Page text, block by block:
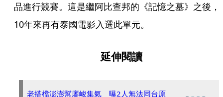
品進行競賽。這是繼阿比查邦的《記憶之墓》之後，
10年來再有泰國電影入選此單元。
延伸閱讀
老搭檔澎澎幫廖峻集氣 曝2人無法同台原